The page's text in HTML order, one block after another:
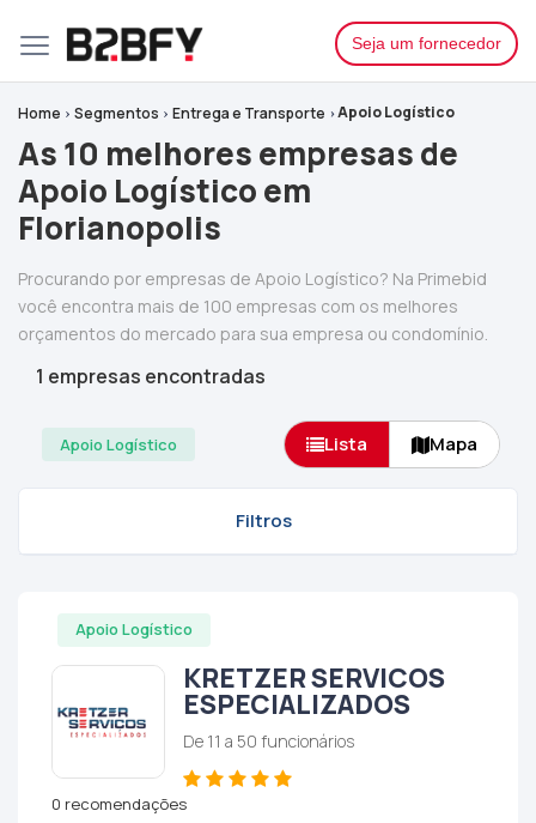
Seja um fornecedor
Home Segmentos Entrega e Transporte Apoio Logístico
As 10 melhores empresas de
Apoio Logístico em
Florianopolis
Procurando por empresas de Apoio Logístico? Na Primebid
você encontra mais de 100 empresas com os melhores
orçamentos do mercado para sua empresa ou condomínio.
1 empresas encontradas
Apoio Logístico Lista Mapa
Filtros
Apoio Logístico
KRETZER SERVICOS
ESPECIALIZADOS
De 11 a 50 funcionários
0 recomendações